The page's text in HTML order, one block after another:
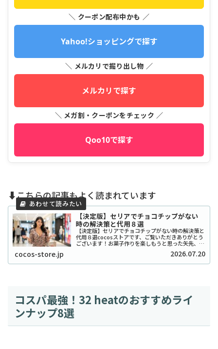
＼ クーポン配布中かも ／
Yahoo!ショッピングで探す
＼ メルカリで掘り出し物 ／
メルカリで探す
＼ メガ割・クーポンをチェック ／
Qoo10で探す
⬇️こちらの記事もよく読まれています
【決定版】セリアでチョコチップがない
時の解決策と代用８選
【決定版】セリアでチョコチップがない時の解決策と
代用８選cocosストアです、ご覧いただきありがとう
ございます！お菓子作りを楽しもうと思った矢先、セ
リアでチョコチップが「ない！」と困ったことはあり
ませんか？実は私も、クッキーを焼こうとした日...
cocos-store.jp 2026.07.20
コスパ最強！32 heatのおすすめライ
ンナップ8選